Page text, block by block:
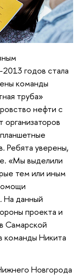
годов стала
команды
труба»
нефти с
Ребята уверены,
«Мы выделили
тем или иным
На данный
проекта и
Самарской
команды Никита
Новгорода